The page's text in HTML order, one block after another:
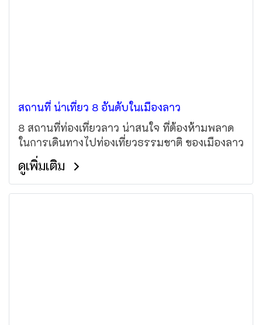
สถานที่ น่าเที่ยว 8 อันดับในเมืองลาว
8 สถานที่ท่องเที่ยวลาว น่าสนใจ ที่ต้องห้ามพลาด
ในการเดินทางไปท่องเที่ยวธรรมชาติ ของเมืองลาว
ดูเพิ่มเติม